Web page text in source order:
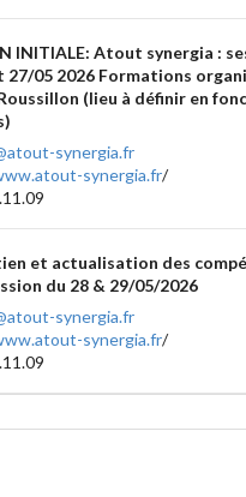
INITIALE: Atout synergia :
27/05 2026 Formations
(lieu à définir en
synergia.fr
synergia.fr/
et actualisation des
du 28 & 29/05/2026
synergia.fr
synergia.fr/